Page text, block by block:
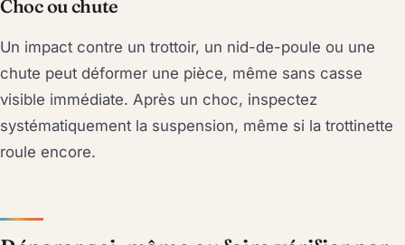
Choc ou chute
Un impact contre un trottoir, un nid-de-poule ou une
chute peut déformer une pièce, même sans casse
visible immédiate. Après un choc, inspectez
systématiquement la suspension, même si la trottinette
roule encore.